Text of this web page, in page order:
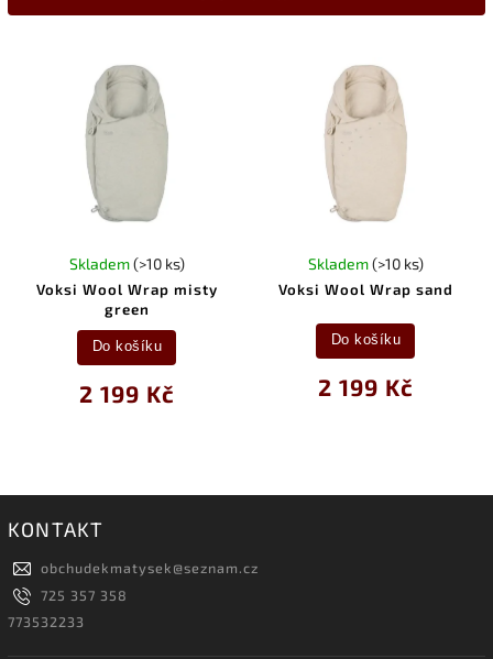
Voksi Wool Wrap misty
green
Skladem(>10 ks)
2 199 Kč
Do košíku
Voksi Wool Wrap sand
Skladem(>10 ks)
2 199 Kč
Do košíku
KONTAKT
obchudekmatysek@seznam.cz
725 357 358
773532233